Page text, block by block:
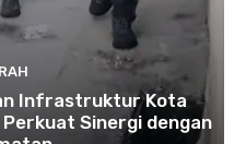
Infrastruktur Kota
Perkuat Sinergi dengan